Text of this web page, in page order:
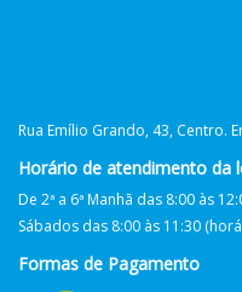
Rua Emílio Grando, 43, Centro.
Horário de atendimento da
De 2ª a 6ª Manhã das 8:00 às
Sábados das 8:00 às 11:30
Formas de Pagamento